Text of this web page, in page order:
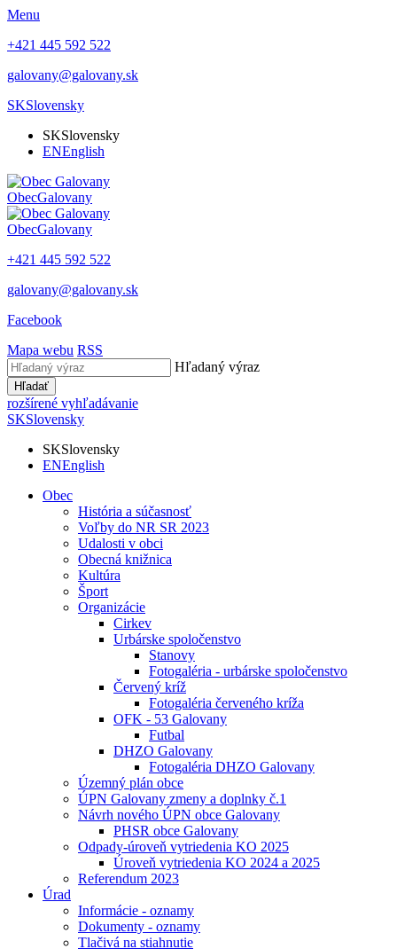
Menu
+421 445 592 522
galovany@galovany.sk
SKSlovensky
SKSlovensky
ENEnglish
ObecGalovany
ObecGalovany
+421 445 592 522
galovany@galovany.sk
Facebook
Mapa webu RSS
Hľadaný výraz
Hľadať
rozšírené vyhľadávanie
SKSlovensky
SKSlovensky
ENEnglish
Obec
História a súčasnosť
Voľby do NR SR 2023
Udalosti v obci
Obecná knižnica
Kultúra
Šport
Organizácie
Cirkev
Urbárske spoločenstvo
Stanovy
Fotogaléria - urbárske spoločenstvo
Červený kríž
Fotogaléria červeného kríža
OFK - 53 Galovany
Futbal
DHZO Galovany
Fotogaléria DHZO Galovany
Územný plán obce
ÚPN Galovany zmeny a doplnky č.1
Návrh nového ÚPN obce Galovany
PHSR obce Galovany
Odpady-úroveň vytriedenia KO 2025
Úroveň vytriedenia KO 2024 a 2025
Referendum 2023
Úrad
Informácie - oznamy
Dokumenty - oznamy
Tlačivá na stiahnutie